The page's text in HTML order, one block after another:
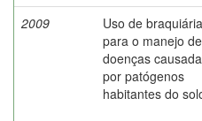
2009
Uso de
para o manejo de
doenças
por patógenos
habitantes do